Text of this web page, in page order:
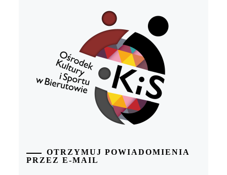
OTRZYMUJ POWIADOMIENIA
PRZEZ E-MAIL